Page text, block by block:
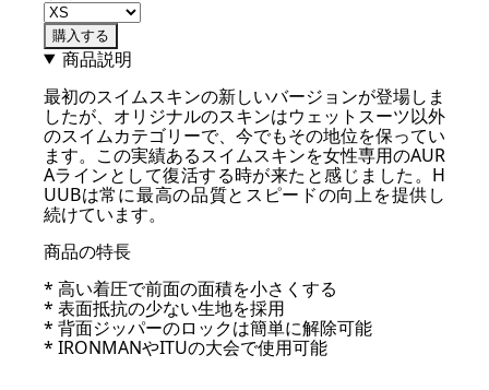
購入する
商品説明
最初のスイムスキンの新しいバージョンが登場しま
したが、オリジナルのスキンはウェットスーツ以外
のスイムカテゴリーで、今でもその地位を保ってい
ます。この実績あるスイムスキンを女性専用のAUR
Aラインとして復活する時が来たと感じました。H
UUBは常に最高の品質とスピードの向上を提供し
続けています。
商品の特長
* 高い着圧で前面の面積を小さくする
* 表面抵抗の少ない生地を採用
* 背面ジッパーのロックは簡単に解除可能
* IRONMANやITUの大会で使用可能